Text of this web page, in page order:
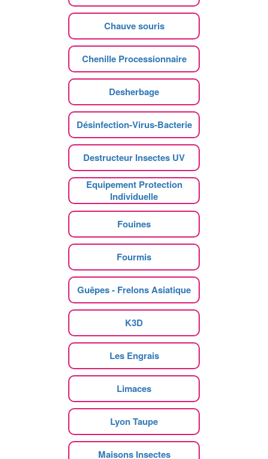
Chauve souris
Chenille Processionnaire
Desherbage
Désinfection-Virus-Bacterie
Destructeur Insectes UV
Equipement Protection
Individuelle
Fouines
Fourmis
Guêpes - Frelons Asiatique
K3D
Les Engrais
Limaces
Lyon Taupe
Maisons Insectes